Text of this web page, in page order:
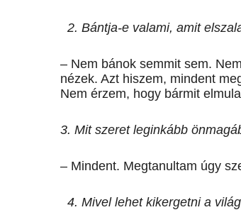
2. Bántja-e valami, amit
– Nem bánok semmit sem.
nézek. Azt hiszem, mindent
Nem érzem, hogy bármit
3. Mit szeret leginkább
– Mindent. Megtanultam úgy
4. Mivel lehet kikergetni a